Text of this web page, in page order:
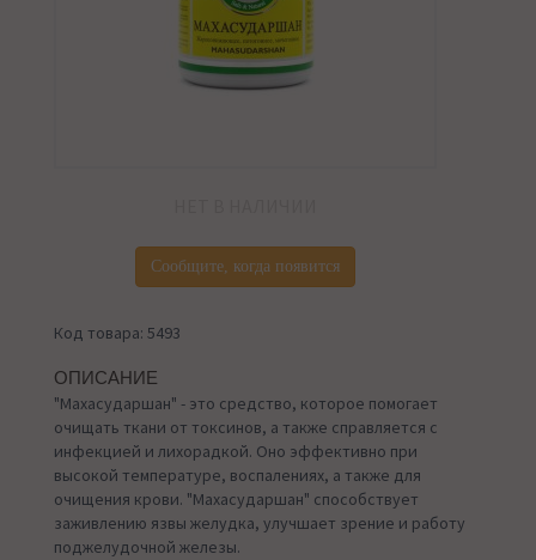
Сообщите, когда появится
Код товара: 5493
ОПИСАНИЕ
"Махасударшан" - это средство, которое помогает
очищать ткани от токсинов, а также справляется с
инфекцией и лихорадкой. Оно эффективно при
высокой температуре, воспалениях, а также для
очищения крови. "Махасударшан" способствует
заживлению язвы желудка, улучшает зрение и работу
поджелудочной железы.